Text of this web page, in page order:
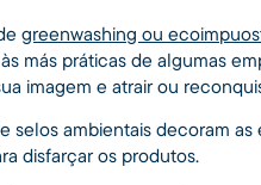
greenwashing ou
más práticas de algumas
imagem e atrair ou
selos ambientais decoram
disfarçar os produtos.